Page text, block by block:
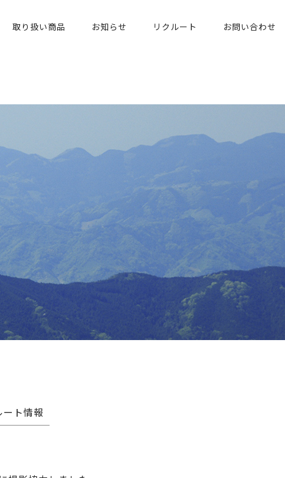
取り扱い商品 お知らせ リクルート お問い合わせ
ート情報